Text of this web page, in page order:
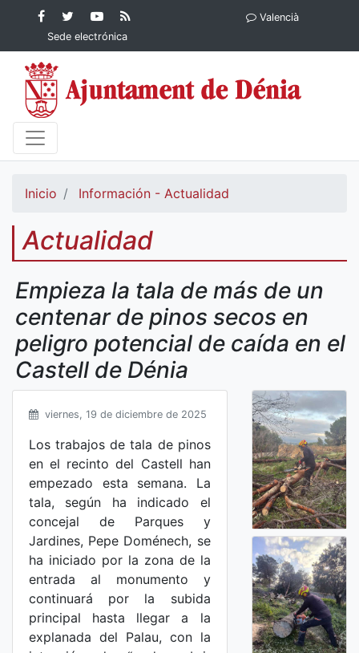
Contenido principalFacebook
Ayuntamiento de
Dénia
Ayuntamiento
de Dénia
YouTube
Ayuntamiento
de Dénia
Ayuntamiento
Sede electrónica
Valencià
Inicio Información - Actualidad
Actualidad
Empieza la tala de más de un
centenar de pinos secos en
peligro potencial de caída en el
Castell de Dénia
viernes, 19 de diciembre de 2025
Los trabajos de tala de pinos
en el recinto del Castell han
empezado esta semana. La
tala, según ha indicado el
concejal de Parques y
Jardines, Pepe Doménech, se
ha iniciado por la zona de la
entrada al monumento y
continuará por la subida
principal hasta llegar a la
explanada del Palau, con la